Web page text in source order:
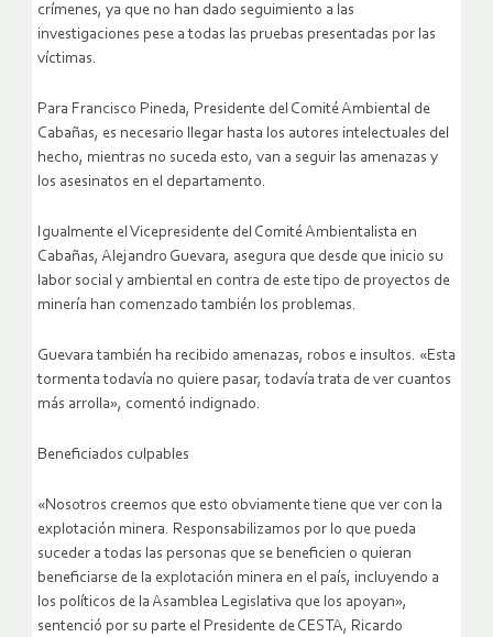
crímenes, ya que no han dado seguimiento a las
investigaciones pese a todas las pruebas presentadas por las
víctimas.
Para Francisco Pineda, Presidente del Comité Ambiental de
Cabañas, es necesario llegar hasta los autores intelectuales del
hecho, mientras no suceda esto, van a seguir las amenazas y
los asesinatos en el departamento.
Igualmente el Vicepresidente del Comité Ambientalista en
Cabañas, Alejandro Guevara, asegura que desde que inicio su
labor social y ambiental en contra de este tipo de proyectos de
minería han comenzado también los problemas.
Guevara también ha recibido amenazas, robos e insultos. «Esta
tormenta todavía no quiere pasar, todavía trata de ver cuantos
más arrolla», comentó indignado.
Beneficiados culpables
«Nosotros creemos que esto obviamente tiene que ver con la
explotación minera. Responsabilizamos por lo que pueda
suceder a todas las personas que se beneficien o quieran
beneficiarse de la explotación minera en el país, incluyendo a
los políticos de la Asamblea Legislativa que los apoyan»,
sentenció por su parte el Presidente de CESTA, Ricardo